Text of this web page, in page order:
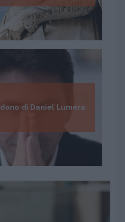
di Daniel Lumera